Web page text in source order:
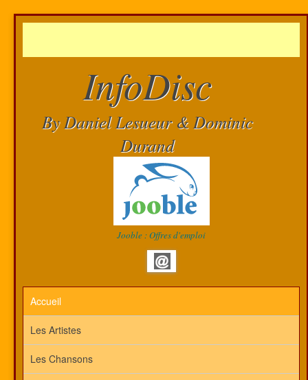
InfoDisc
By Daniel Lesueur & Dominic
Durand
Jooble : Offres d'emploi
Accueil
Les Artistes
Les Chansons